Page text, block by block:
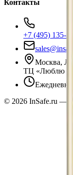
Контакты
+7 (495) 135-
Москва,
ТЦ «Люблю
© 2026 InSafe.ru —